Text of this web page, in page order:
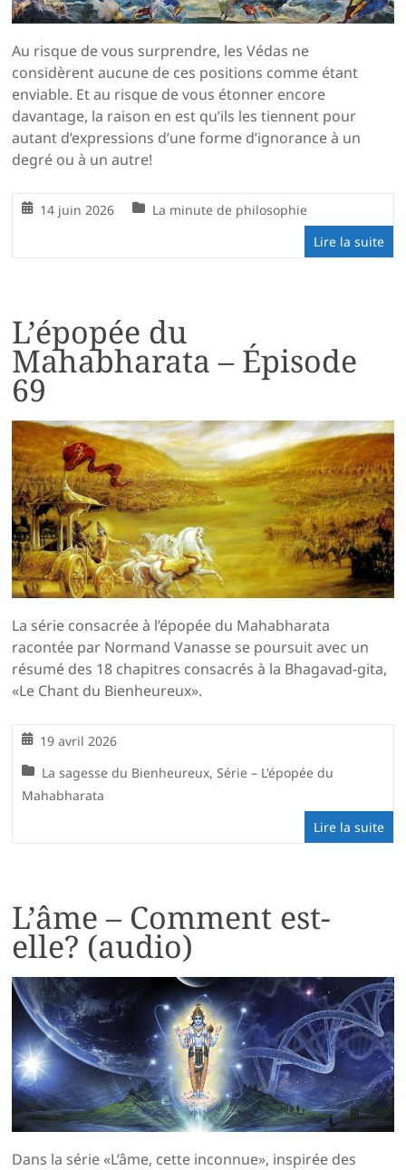
Au risque de vous surprendre, les Védas ne
considèrent aucune de ces positions comme étant
enviable. Et au risque de vous étonner encore
davantage, la raison en est qu’ils les tiennent pour
autant d’expressions d’une forme d’ignorance à un
degré ou à un autre!
14 juin 2026
La minute de philosophie
Lire la suite
L’épopée du
Mahabharata – Épisode
69
La série consacrée à l’épopée du Mahabharata
racontée par Normand Vanasse se poursuit avec un
résumé des 18 chapitres consacrés à la Bhagavad-gita,
«Le Chant du Bienheureux».
19 avril 2026
La sagesse du Bienheureux,Série – L'épopée du
Mahabharata
Lire la suite
L’âme – Comment est-
elle? (audio)
Dans la série «L’âme, cette inconnue», inspirée des